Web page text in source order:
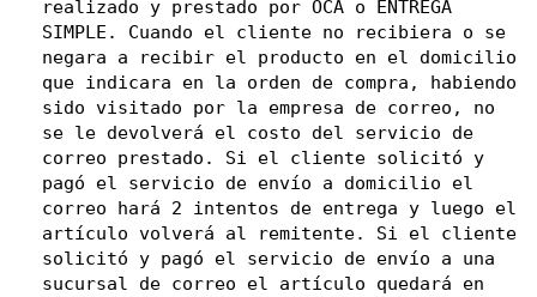
realizado y prestado por OCA o ENTREGA
SIMPLE. Cuando el cliente no recibiera o se
negara a recibir el producto en el domicilio
que indicara en la orden de compra, habiendo
sido visitado por la empresa de correo, no
se le devolverá el costo del servicio de
correo prestado. Si el cliente solicitó y
pagó el servicio de envío a domicilio el
correo hará 2 intentos de entrega y luego el
artículo volverá al remitente. Si el cliente
solicitó y pagó el servicio de envío a una
sucursal de correo el artículo quedará en